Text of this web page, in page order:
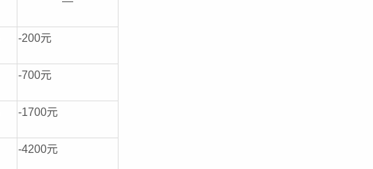
-200元
-700元
-1700元
-4200元